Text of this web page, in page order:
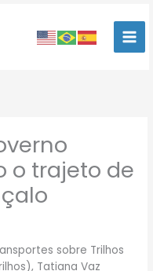
o trajeto de
sobre Trilhos
Tatiana Vaz